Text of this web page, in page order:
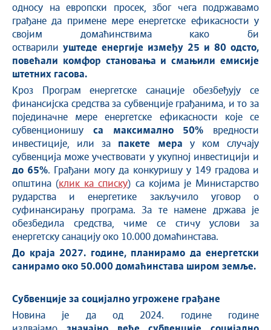
односу на европски просек, због чега подржавамо
грађане да примене мере енергетске ефикасности у
својим домаћинствима како би
остварили уштеде енергије између 25 и 80 одсто,
повећали комфор становања и смањили емисије
штетних гасова.
Кроз Програм енергетске санације обезбеђују се
финансијска средства за субвенције грађанима, и то за
појединачне мере енергетске ефикасности које се
субвенционишу са максимално 50% вредности
инвестиције, или за пакете мера у ком случају
субвенција може учествовати у укупној инвестицији и
до 65%. Грађани могу да конкуришу у 149 градова и
општина (клик ка списку) са којима је Министарство
рударства и енергетике закључило уговор о
суфинансирању програма. За те намене држава је
обезбедила средства, чиме се стичу услови за
енергетску санацију око 10.000 домаћинстава.
До краја 2027. године, планирамо да енергетски
санирамо око 50.000 домаћинстава широм земље.
Субвенције за социјално угрожене грађане
Новина је да од 2024. године године